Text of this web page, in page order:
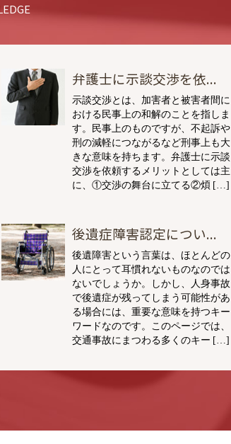
弁護士に示談交渉を依...
示談交渉とは、加害者と被害者間に
おける民事上の和解のことを指しま
す。民事上のものですが、不起訴や
刑の減軽につながるなど刑事上も大
きな意味を持ちます。弁護士に示談
交渉を依頼するメリットとしては主
に、①交渉の舞台に立てる②煩 […]
後遺症障害認定につい...
後遺障害という言葉は、ほとんどの
人にとって耳慣れないものなのでは
ないでしょうか。しかし、人身事故
で後遺症が残ってしまう可能性があ
る場合には、重要な意味を持つキー
ワードなのです。このページでは、
交通事故にまつわる多くのキー […]